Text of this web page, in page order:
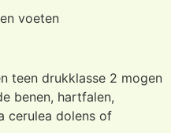
voeten
teen drukklasse 2 mogen
benen, hartfalen,
cerulea dolens of